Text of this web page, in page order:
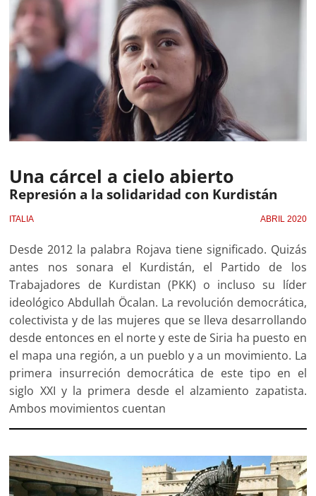
Una cárcel a cielo abierto
Represión a la solidaridad con Kurdistán
ITALIA ABRIL 2020
Desde 2012 la palabra Rojava tiene significado. Quizás
antes nos sonara el Kurdistán, el Partido de los
Trabajadores de Kurdistan (PKK) o incluso su líder
ideológico Abdullah Öcalan. La revolución democrática,
colectivista y de las mujeres que se lleva desarrollando
desde entonces en el norte y este de Siria ha puesto en
el mapa una región, a un pueblo y a un movimiento. La
primera insurreción democrática de este tipo en el
siglo XXI y la primera desde el alzamiento zapatista.
Ambos movimientos cuentan